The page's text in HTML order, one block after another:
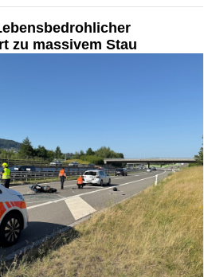
zu massivem Stau